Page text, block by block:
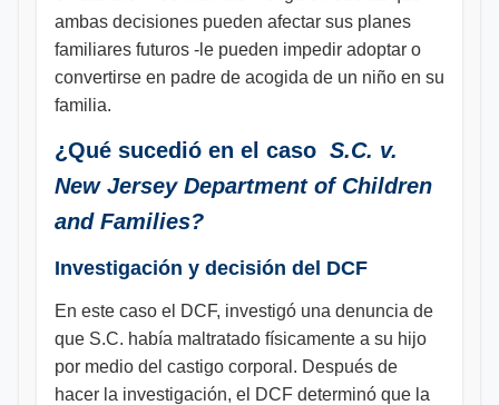
ambas decisiones pueden afectar sus planes
familiares futuros -le pueden impedir adoptar o
convertirse en padre de acogida de un niño en su
familia.
¿Qué sucedió en el caso S.C. v.
New Jersey Department of Children
and Families?
Investigación y decisión del DCF
En este caso el DCF, investigó una denuncia de
que S.C. había maltratado físicamente a su hijo
por medio del castigo corporal. Después de
hacer la investigación, el DCF determinó que la